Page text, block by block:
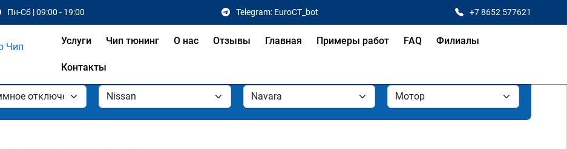
Пн-Сб | 09:00 - 19:00 Telegram: EuroCT_bot +7 8652 577621
Услуги Чип тюнинг О нас Отзывы Главная Примеры работ FAQ Филиалы
Контакты